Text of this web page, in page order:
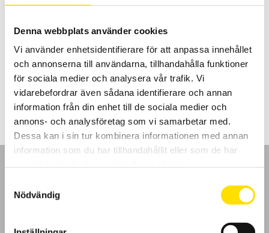
Denna webbplats använder cookies
Vi använder enhetsidentifierare för att anpassa innehållet
och annonserna till användarna, tillhandahålla funktioner
för sociala medier och analysera vår trafik. Vi
vidarebefordrar även sådana identifierare och annan
information från din enhet till de sociala medier och
annons- och analysföretag som vi samarbetar med.
Dessa kan i sin tur kombinera informationen med annan
information som du har tillhandahållit eller som de har
Nödvändig
ingång med övergång 19 mm cc för digitala multimetrar och
475.00kr–1,205.00 krPrisintervall:
475.00 kr
1,205.00 kr
LÄS MER